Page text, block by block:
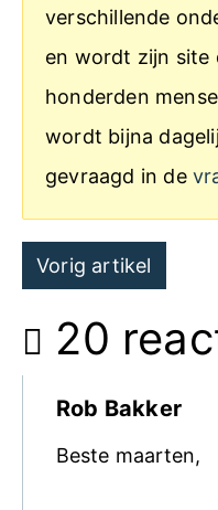
verschillende
en wordt zijn site
honderden
wordt bijna
gevraagd in de
Post
navigation
Vorig artikel
20
Rob Bakker
Beste maarten,